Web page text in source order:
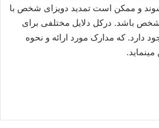
و ممکن است تمدید دویزای شخص با
باشد. درکل دلایل مختلفی برای
دارد. که مدارک مورد ارائه و نحوه